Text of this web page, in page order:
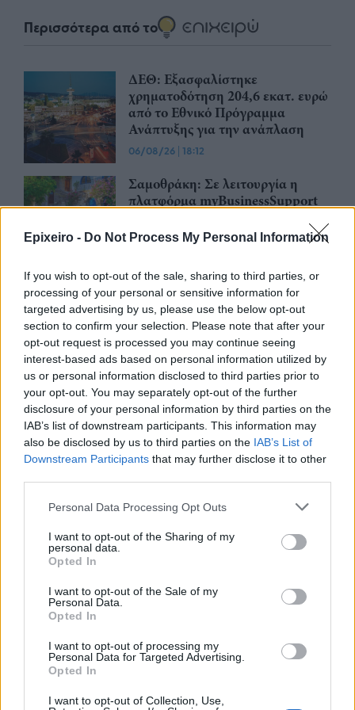
Epixeiro - Do Not Process My Personal Information
If you wish to opt-out of the sale, sharing to third parties, or
processing of your personal or sensitive information for
targeted advertising by us, please use the below opt-out
section to confirm your selection. Please note that after your
opt-out request is processed you may continue seeing
interest-based ads based on personal information utilized by
us or personal information disclosed to third parties prior to
your opt-out. You may separately opt-out of the further
disclosure of your personal information by third parties on the
IAB’s list of downstream participants. This information may
also be disclosed by us to third parties on the IAB’s List of
Downstream Participants that may further disclose it to other
Personal Data Processing Opt Outs
I want to opt-out of the Sharing of my
personal data.
Opted In
I want to opt-out of the Sale of my
Personal Data.
Opted In
I want to opt-out of processing my
Personal Data for Targeted Advertising.
Opted In
I want to opt-out of Collection, Use,
Περισσότερα από το
ΔΕΘ: Εξασφαλίστηκε
χρηματοδότηση 204,6 εκατ. ευρώ
από το Εθνικό Πρόγραμμα
Ανάπτυξης για την ανάπλαση
06/08/26 | 18:12
Σαμοθράκη: Σε λειτουργία η
πλατφόρμα myBusinessSupport
επιχειρήσεων
Δυτική Αττική: Έργα
αποκατάστασης 113.000
στρεμμάτων μετά την πυρκαγιά –
Παρεμβάσεις πριν τον χειμώνα
06/08/26|15:26
Χρ. Δήμας: Στο Εθνικό
Πρόγραμμα Ανάπτυξης η
αναβάθμιση του Αεροδρομίου
Πάρου
06/08/26|13:11
ενεργοποίησης της ρήτρας
διαφυγής για την ενίσχυση της
ενεργειακής ανθεκτικότητας
Μητσοτάκης – Αγγελούδης: Στο
μεγάλου έργου